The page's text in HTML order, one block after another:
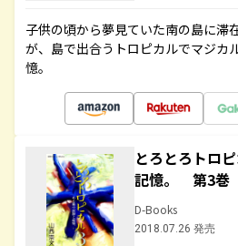
子供の頃から夢見ていた南の島に滞
が、島で出合うトロピカルでマジカ
憶。
とろとろトロ
記憶。 第3巻
D-Books
2018.07.26 発売